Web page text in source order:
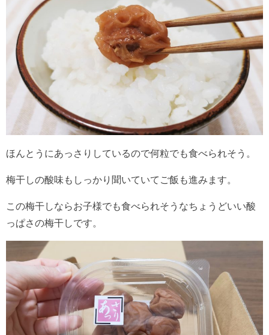
ほんとうにあっさりしているので何粒でも食べられそう。
梅干しの酸味もしっかり聞いていてご飯も進みます。
この梅干しならお子様でも食べられそうなちょうどいい酸
っぱさの梅干しです。